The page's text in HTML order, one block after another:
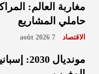
مغاربة العالم:
حاملي المشاريع
الاقتصاد 7 août 2026
مونديال